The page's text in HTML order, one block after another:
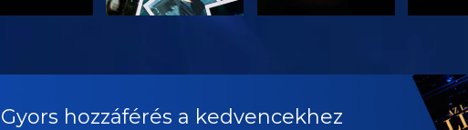
Gyors hozzáférés a kedvencekhez